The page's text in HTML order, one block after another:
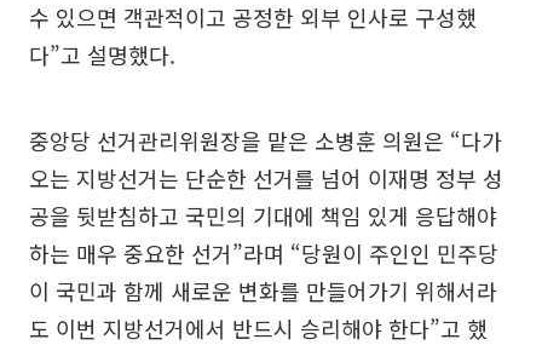
수 있으면 객관적이고 공정한 외부 인사로 구성했
다”고 설명했다.
중앙당 선거관리위원장을 맡은 소병훈 의원은 “다가
오는 지방선거는 단순한 선거를 넘어 이재명 정부 성
공을 뒷받침하고 국민의 기대에 책임 있게 응답해야
하는 매우 중요한 선거”라며 “당원이 주인인 민주당
이 국민과 함께 새로운 변화를 만들어가기 위해서라
도 이번 지방선거에서 반드시 승리해야 한다”고 했